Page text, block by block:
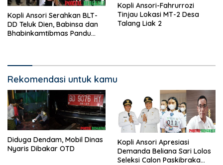
Kopli Ansori Serahkan BLT-
DD Teluk Dien, Babinsa dan
Bhabinkamtibmas Pandu
Kopli Ansori-Fahrurrozi
Tinjau Lokasi MT-2 Desa
Talang Liak 2
Rekomendasi untuk kamu
Diduga Dendam, Mobil Dinas
Nyaris Dibakar OTD
Kopli Ansori Apresiasi
Demanda Beliana Sari Lolos
Seleksi Calon Paskibraka